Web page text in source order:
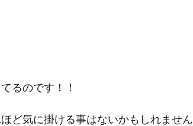
るのです！！
ど気に掛ける事はないかもしれません